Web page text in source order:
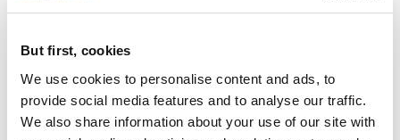
But first, cookies
We use cookies to personalise content and ads, to
provide social media features and to analyse our traffic.
We also share information about your use of our site with
ÜBER BETTERSIZE INSTRUMENTS
Bettersize Instruments wurde 1995 gegründet und ist Chinas Nr.
1 im Bereich der Partikelgrößenbestimmung. Das Unternehmen
bietet eine breite Palette von Produkten an, die von